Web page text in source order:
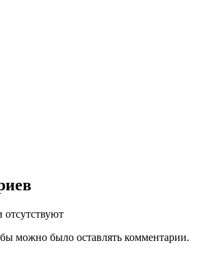
можно было оставлять комментарии.